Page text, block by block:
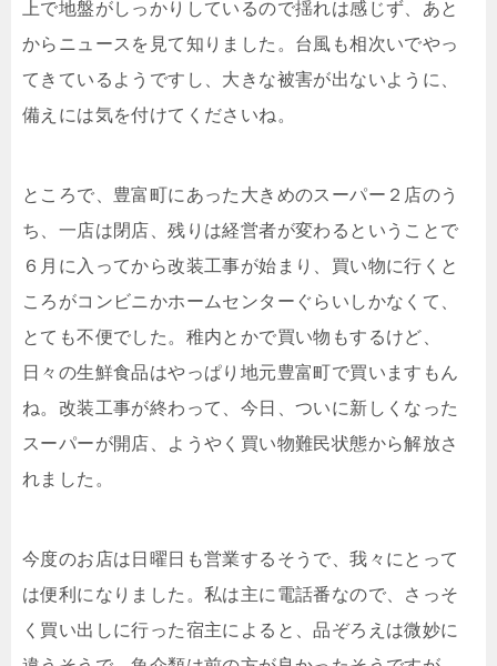
上で地盤がしっかりしているので揺れは感じず、あと
からニュースを見て知りました。台風も相次いでやっ
てきているようですし、大きな被害が出ないように、
備えには気を付けてくださいね。
ところで、豊富町にあった大きめのスーパー２店のう
ち、一店は閉店、残りは経営者が変わるということで
６月に入ってから改装工事が始まり、買い物に行くと
ころがコンビニかホームセンターぐらいしかなくて、
とても不便でした。稚内とかで買い物もするけど、
日々の生鮮食品はやっぱり地元豊富町で買いますもん
ね。改装工事が終わって、今日、ついに新しくなった
スーパーが開店、ようやく買い物難民状態から解放さ
れました。
今度のお店は日曜日も営業するそうで、我々にとって
は便利になりました。私は主に電話番なので、さっそ
く買い出しに行った宿主によると、品ぞろえは微妙に